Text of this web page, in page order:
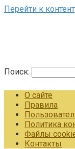
Перейти к
Поиск:
О сайте
Правила
Политика
Файлы
Контакты